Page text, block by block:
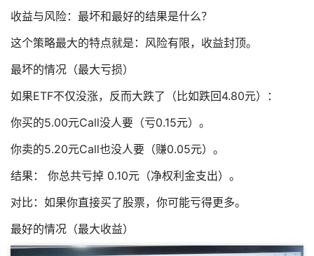
收益与风险：最坏和最好的结果是什么？
这个策略最大的特点就是：风险有限，收益封顶。
最坏的情况（最大亏损）
如果ETF不仅没涨，反而大跌了（比如跌回4.80元）：
你买的5.00元Call没人要（亏0.15元）。
你卖的5.20元Call也没人要（赚0.05元）。
结果： 你总共亏掉 0.10元（净权利金支出）。
对比：如果你直接买了股票，你可能亏得更多。
最好的情况（最大收益）